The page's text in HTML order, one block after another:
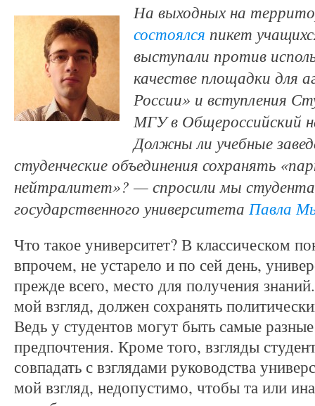
На выходных на
состоялся пикет
выступали против
качестве площадки для
России» и вступления
МГУ в Общероссийский
Должны ли учебные
студенческие объединения сохранять
нейтралитет»? — спросили мы студента
государственного университета Павла
Что такое университет? В классическом
впрочем, не устарело и по сей день,
прежде всего, место для получения
мой взгляд, должен сохранять
Ведь у студентов могут быть самые
предпочтения. Кроме того, взгляды
совпадать с взглядами руководства
мой взгляд, недопустимо, чтобы та или